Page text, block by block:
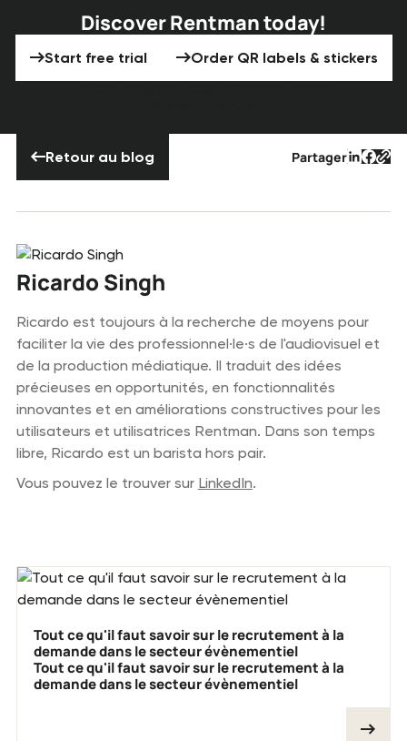
Discover Rentman today!
Start free trial
Order QR labels & stickers
Retour au blog Partager Texte
Ricardo Singh
Ricardo est toujours à la recherche de moyens pour
faciliter la vie des professionnel·le·s de l'audiovisuel et
de la production médiatique. Il traduit des idées
précieuses en opportunités, en fonctionnalités
innovantes et en améliorations constructives pour les
utilisateurs et utilisatrices Rentman. Dans son temps
libre, Ricardo est un barista hors pair.
Vous pouvez le trouver sur LinkedIn.
Tout ce qu'il faut savoir sur le recrutement à la
demande dans le secteur évènementiel
Tout ce qu'il faut savoir sur le recrutement à la
demande dans le secteur évènementiel